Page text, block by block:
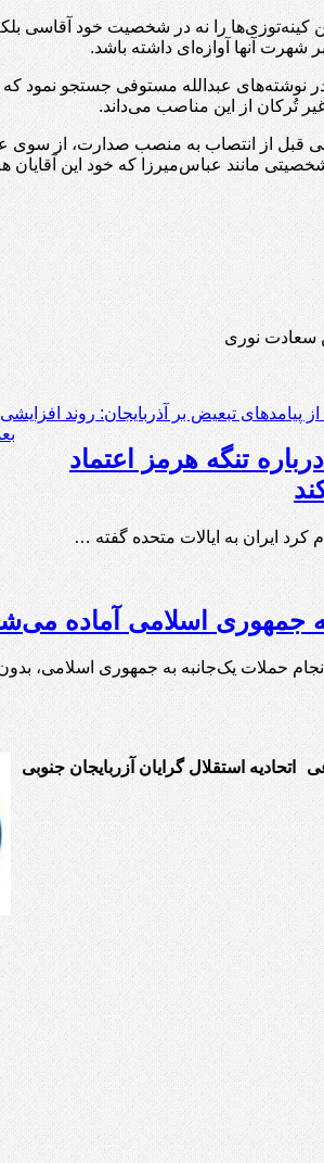
کینه‌توزی‌ها را نه در شخصیت خود
آنها آوازه‌ای داشته باشد.
نوشته‌های عبدالله مستوفی جستجو
تُرکان از این مناصب می‌داند.
قبل از انتصاب به منصب صدارت، از
شخصیتی مانند عباس‌میرزا که خود این
از پیامدهای تبعیض بر آذربایجان: روند
تنگه هرمز اعتماد
ایران به ایالات متحده گفته …
جمهوری اسلامی آماده
حملات یک‌جانبه به جمهوری اسلامی،
اتحادیه استقلال گرایان آزربایجان جنوبی